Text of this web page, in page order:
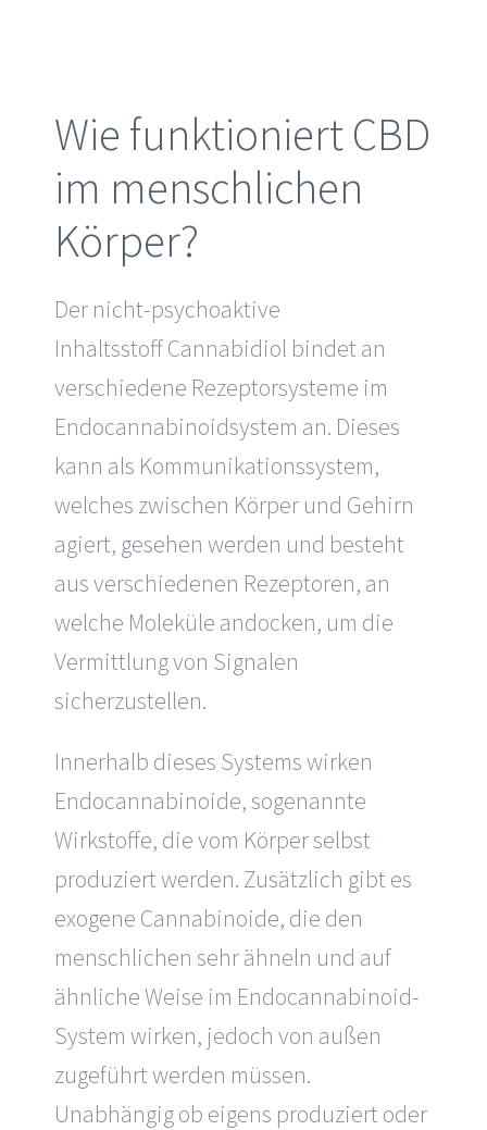
Wie funktioniert CBD
im menschlichen
Körper?
Der nicht-psychoaktive
InhaltsstoffCannabidiol bindet an
verschiedene Rezeptorsysteme im
Endocannabinoidsystem an. Dieses
kann als Kommunikationssystem,
welches zwischen Körper und Gehirn
agiert, gesehen werden und besteht
aus verschiedenen Rezeptoren, an
welche Moleküle andocken, um die
Vermittlung von Signalen
sicherzustellen.
Innerhalb dieses Systems wirken
Endocannabinoide, sogenannte
Wirkstoffe, die vom Körper selbst
produziert werden. Zusätzlich gibt es
exogene Cannabinoide, die den
menschlichen sehr ähneln und auf
ähnliche Weise im Endocannabinoid-
System wirken, jedoch von außen
zugeführt werden müssen.
Unabhängig ob eigens produziert oder